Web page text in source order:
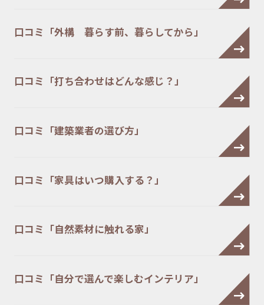
口コミ「外構 暮らす前、暮らしてから」
口コミ「打ち合わせはどんな感じ？」
口コミ「建築業者の選び方」
口コミ「家具はいつ購入する？」
口コミ「自然素材に触れる家」
口コミ「自分で選んで楽しむインテリア」